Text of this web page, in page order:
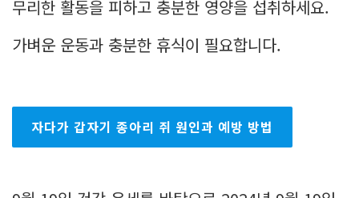
무리한 활동을 피하고 충분한 영양을 섭취하세요.
가벼운 운동과 충분한 휴식이 필요합니다.
자다가 갑자기 종아리 쥐 원인과 예방 방법